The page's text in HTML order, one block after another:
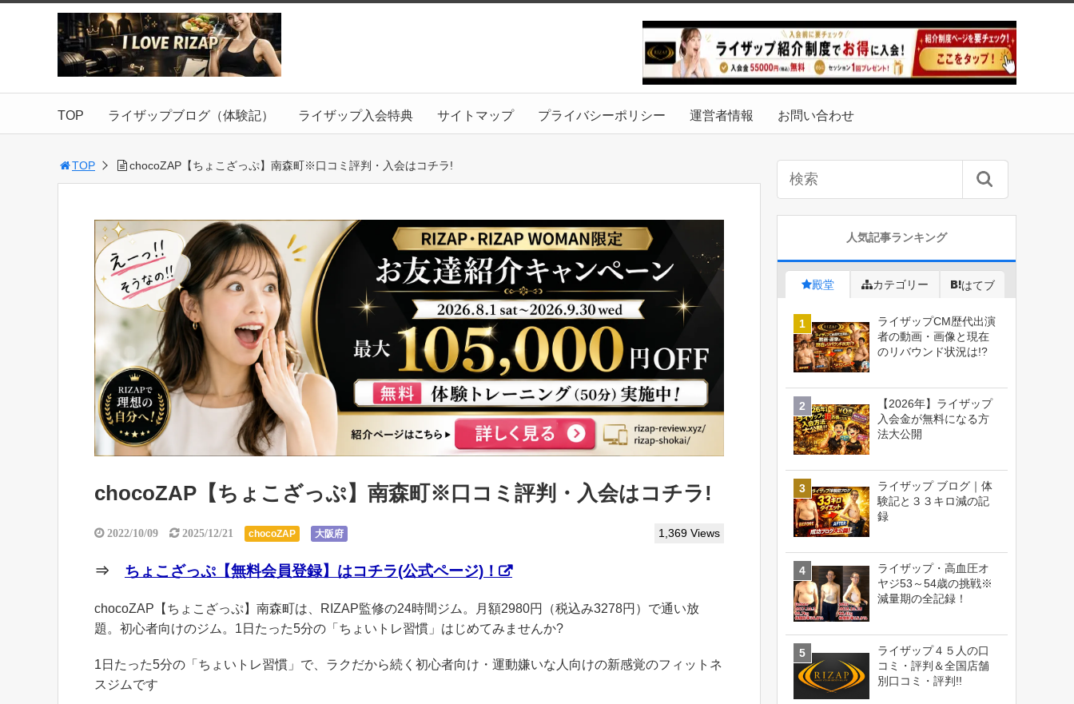
TOP ライザップブログ（体験記） ライザップ入会特典 サイトマップ プライバシーポリシー 運営者情報 お問い合わせ
TOP chocoZAP【ちょこざっぷ】南森町※口コミ評判・入会はコチラ!
chocoZAP【ちょこざっぷ】南森町※口コミ評判・入会はコチラ!
2022/10/09 2025/12/21 chocoZAP 大阪府 1,369 Views
⇒ ちょこざっぷ【無料会員登録】はコチラ(公式ページ)！
chocoZAP【ちょこざっぷ】南森町は、RIZAP監修の24時間ジム。月額2980円（税込み3278円）で通い放
題。初心者向けのジム。1日たった5分の「ちょいトレ習慣」はじめてみませんか?
1日たった5分の「ちょいトレ習慣」で、ラクだから続く初心者向け・運動嫌いな人向けの新感覚のフィットネ
スジムです
人気記事ランキング
殿堂 カテゴリー はてブ
ライザップCM歴代出演
者の動画・画像と現在
のリバウンド状況は!?
【2026年】ライザップ
入会金が無料になる方
法大公開
ライザップ ブログ｜体
験記と３３キロ減の記
録
ライザップ・高血圧オ
ヤジ53～54歳の挑戦※
減量期の全記録！
ライザップ４５人の口
コミ・評判＆全国店舗
別口コミ・評判!!